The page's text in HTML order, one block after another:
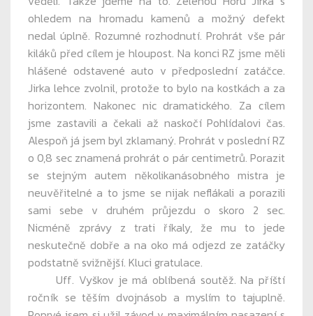
ohledem na hromadu kamenů a možný defekt
nedal úplně. Rozumné rozhodnutí. Prohrát vše pár
kiláků před cílem je hloupost. Na konci RZ jsme měli
hlášené odstavené auto v předposlední zatáčce.
Jirka lehce zvolnil, protože to bylo na kostkách a za
horizontem. Nakonec nic dramatického. Za cílem
jsme zastavili a čekali až naskočí Pohlídalovi čas.
Alespoň já jsem byl zklamaný. Prohrát v poslední RZ
o 0,8 sec znamená prohrát o pár centimetrů. Porazit
se stejným autem několikanásobného mistra je
neuvěřitelné a to jsme se nijak neflákali a porazili
sami sebe v druhém průjezdu o skoro 2 sec.
Nicméně zprávy z trati říkaly, že mu to jede
neskutečně dobře a na oko má odjezd ze zatáčky
podstatně svižnější. Kluci gratulace.
Uff. Vyškov je má oblíbená soutěž. Na příští
ročník se těším dvojnásob a myslím to tajuplně.